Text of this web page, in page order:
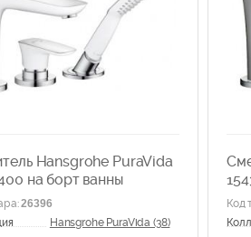
Hansgrohe PuraVida
на борт ванны
:26396
Hansgrohe PuraVida (38)
Код